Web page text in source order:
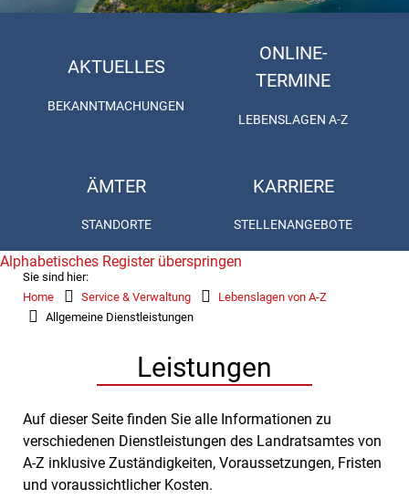
AKTUELLES
BEKANNTMACHUNGEN
ONLINE-
TERMINE
LEBENSLAGEN A-Z
ÄMTER
STANDORTE
KARRIERE
STELLENANGEBOTE
Sie sind hier:
Home
Service & Verwaltung
Lebenslagen von A-Z
Allgemeine Dienstleistungen
Leistungen
Auf dieser Seite finden Sie alle Informationen zu
verschiedenen Dienstleistungen des Landratsamtes von
A-Z inklusive Zuständigkeiten, Voraussetzungen, Fristen
und voraussichtlicher Kosten.
Alphabetisches Register überspringen